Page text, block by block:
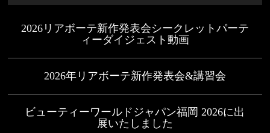
2026リアボーテ新作発表会シークレットパーテ
ィーダイジェスト動画
2026年リアボーテ新作発表会&講習会
ビューティーワールドジャパン福岡 2026に出
展いたしました